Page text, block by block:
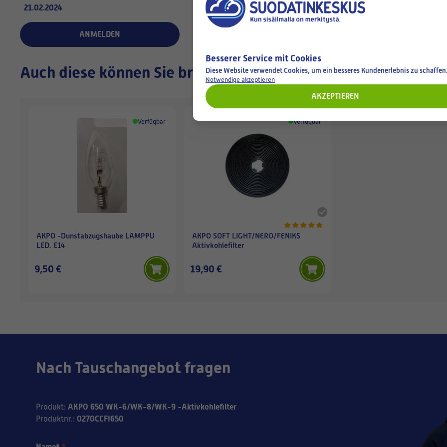
21.02.2024
ANMELDEN
Auch diese können Sie brauchen
Verfügbar
AKPO -Dunstabzugshaube LAMPPU
LED. E14
9,50 €
Verfügbar
AKPO SOFT LIGHT/NERO/FENIKS
Aktivkohlefilter
19,90 €
Nach Tauschangebot fragen
Produkt: AKPO 650 WK-6/WK-8/WK-9 -Aktivkohlefilter
Produktnr.: 0270CCFI650
Besserer Service mit Cookies
Diese Website verwendet Cookies, um ein besseres Kundenerlebnis zu schaffen.
Notwendige akzeptieren
AKZEPTIEREN